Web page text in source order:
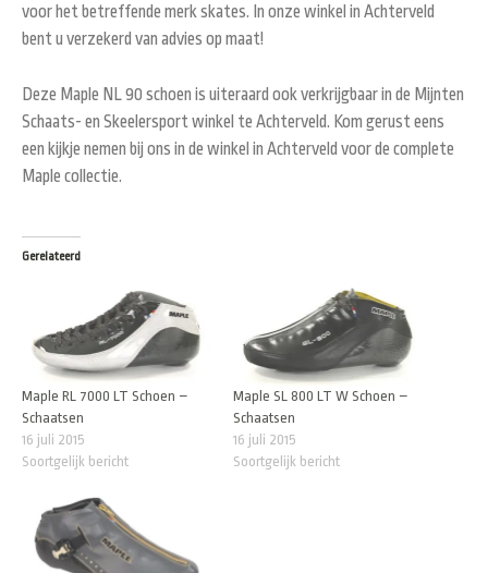
voor het betreffende merk skates. In onze winkel in Achterveld
bent u verzekerd van advies op maat!
Deze Maple NL 90 schoen is uiteraard ook verkrijgbaar in de Mijnten
Schaats- en Skeelersport winkel te Achterveld. Kom gerust eens
een kijkje nemen bij ons in de winkel in Achterveld voor de complete
Maple collectie.
Gerelateerd
Maple RL 7000 LT Schoen –
Schaatsen
16 juli 2015
Soortgelijk bericht
Maple SL 800 LT W Schoen –
Schaatsen
16 juli 2015
Soortgelijk bericht